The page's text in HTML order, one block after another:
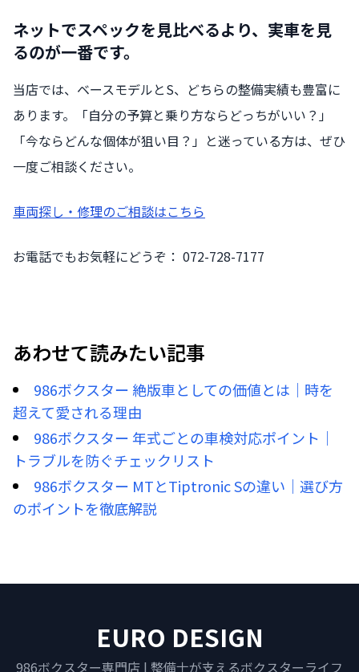
ネットでスペックを見比べるより、実車を見
るのが一番です。
当店では、ベースモデルとS、どちらの整備実績も豊富に
あります。「自分の予算と乗り方ならどっちがいい？」
「今ならどんな個体が狙い目？」と迷っている方は、ぜひ
一度ご相談ください。
車両探し・修理のご相談はこちら
お電話でもお気軽にどうぞ： 072-728-7177
あわせて読みたい記事
986ボクスター 絶版車としての価値とは｜時を
超えて愛される理由
986ボクスター 年式ごとの車検対応ポイント｜
トラブルを防ぐチェックリスト
986ボクスター MTとTiptronic Sの違い｜選び方
のポイントを徹底解説
EURO DESIGN
986ボクスター専門店 | 整備士が支えるボクスターライフ